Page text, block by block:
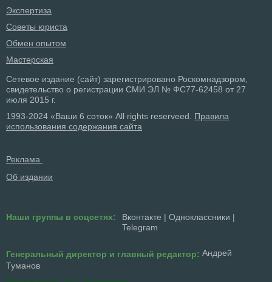
Экспертиза
Советы юриста
Обмен опытом
Мастерская
Сетевое издание (сайт) зарегистрировано Роскомнадзором,
свидетельство о регистрации СМИ ЭЛ № ФС77-62458 от 27
июля 2015 г.
1993-2024 «Ваши 6 соток» All rights reserveed. Правила
использования содержания сайта
Реклама
Об издании
Наши группы в соцсетях: Вконтакте | Одноклассники |
Telegram
Генеральный директор и главный редактор: Андрей
Туманов